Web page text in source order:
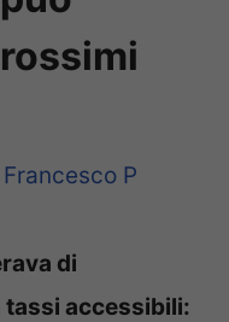
Francesco P
di
tassi accessibili: